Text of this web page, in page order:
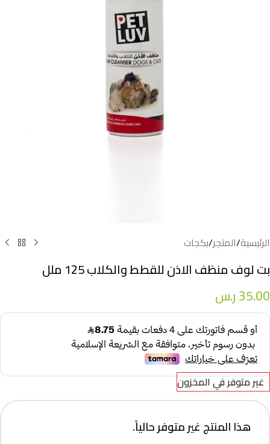
الرئيسية/المتجر/بكجات
بت لوف منظف الاذن للقطط والكلاب 125 ملل
35.00ر.س
غير متوفر في المخزون
هذا المنتج غير متوفر حالياً.